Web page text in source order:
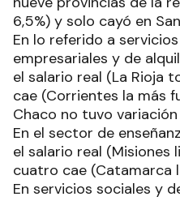
6,5%) y solo cayó en
En lo referido a
empresariales y de
el salario real (La Rioja
cae (Corrientes la más
Chaco no tuvo variación
En el sector de
el salario real (Misiones
cuatro cae (Catamarca
En servicios sociales y